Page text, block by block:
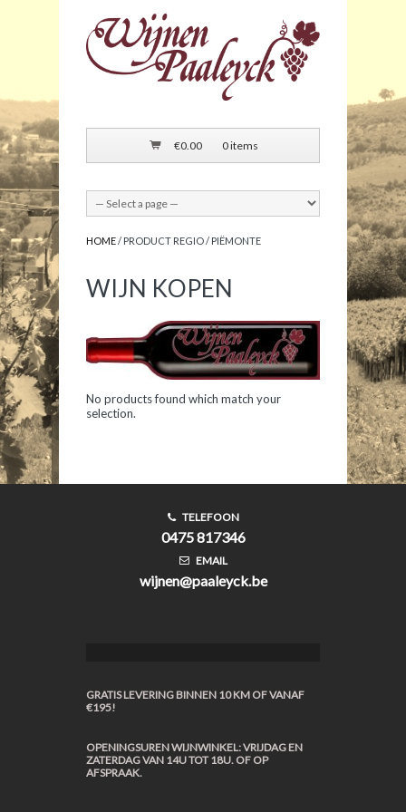
€0.00 0 items
HOME/ PRODUCT REGIO / PIËMONTE
WIJN KOPEN
No products found which match your
selection.
TELEFOON
0475 817346
EMAIL
wijnen@paaleyck.be
GRATIS LEVERING BINNEN 10 KM OF VANAF
€195!
OPENINGSUREN WIJNWINKEL: VRIJDAG EN
ZATERDAG VAN 14U TOT 18U. OF OP
AFSPRAAK.